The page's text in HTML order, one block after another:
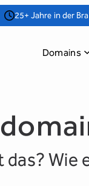
25+ Jahre in der
Domains
das?